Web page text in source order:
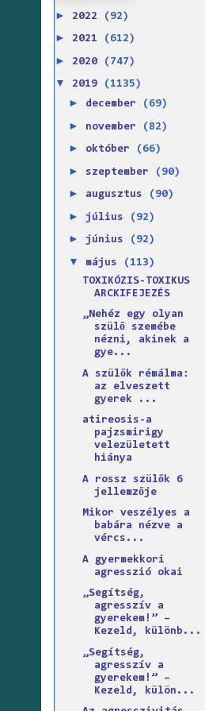
► 2022 (92)
► 2021 (612)
► 2020 (747)
▼ 2019 (1135)
► december (69)
► november (82)
► október (66)
► szeptember (90)
► augusztus (90)
► július (92)
► június (92)
▼ május
(113)
TOXIKÓZIS-TOXIKUS
ARCKIFEJEZÉS
„Nehéz egy olyan
szülő szemébe
nézni, akinek a
gye...
A szülők rémálma:
az elveszett
gyerek ...
atireosis-a
pajzsmirigy
velezületett
hiánya
A rossz szülők 6
jellemzője
Mikor veszélyes a
babára nézve a
vércs...
A gyermekkori
agresszió okai
„Segítség,
agresszív a
gyerekem!” –
Kezeld, különb...
„Segítség,
agresszív a
gyerekem!” –
Kezeld, külön...